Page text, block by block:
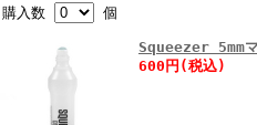
購入数 個
Squeezer 5mm
600円(税込)